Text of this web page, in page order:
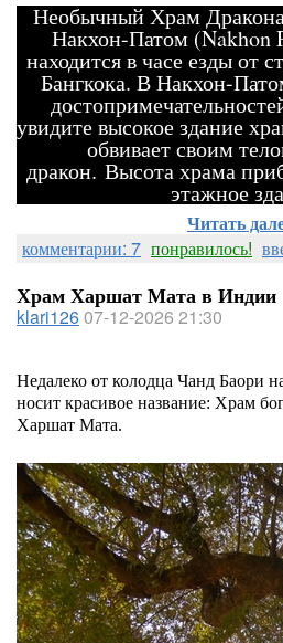
Необычный Храм Дракона
Накхон-Патом (Nakhon
находится в часе езды от
Бангкока. В Накхон-
увидите высокое здание
обвивает своим
дракон. Высота храма
этажное
Читать
комментарии: 7 понравилось!
Храм Харшат Мата в Индии
klari12607-12-2026 21:30
Недалеко от колодца Чанд Баори
носит красивое название: Храм
Харшат Мата.